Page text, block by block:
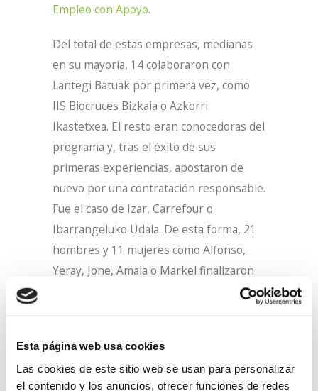
Esta página web usa cookies
Las cookies de este sitio web se usan para personalizar
el contenido y los anuncios, ofrecer funciones de redes
Empleo con Apoyo.
Del total de estas empresas, medianas
en su mayoría, 14 colaboraron con
Lantegi Batuak por primera vez, como
IIS Biocruces Bizkaia o Azkorri
Ikastetxea. El resto eran conocedoras del
programa y, tras el éxito de sus
primeras experiencias, apostaron de
nuevo por una contratación responsable.
Fue el caso de Izar, Carrefour o
Ibarrangeluko Udala. De esta forma, 21
hombres y 11 mujeres como Alfonso,
Yeray, Jone, Amaia o Markel finalizaron
2023 trabajando en el sector servicios,
etc.
A través del programa de Empleo con